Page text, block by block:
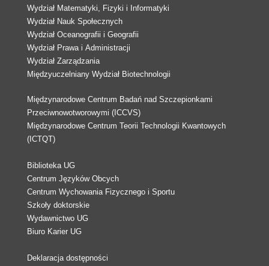
Wydział Matematyki, Fizyki i Informatyki
Wydział Nauk Społecznych
Wydział Oceanografii i Geografii
Wydział Prawa i Administracji
Wydział Zarządzania
Międzyuczelniany Wydział Biotechnologii
Międzynarodowe Centrum Badań nad Szczepionkami
Przeciwnowotworowymi (ICCVS)
Międzynarodowe Centrum Teorii Technologii Kwantowych
(ICTQT)
Biblioteka UG
Centrum Języków Obcych
Centrum Wychowania Fizycznego i Sportu
Szkoły doktorskie
Wydawnictwo UG
Biuro Karier UG
Deklaracja dostępności